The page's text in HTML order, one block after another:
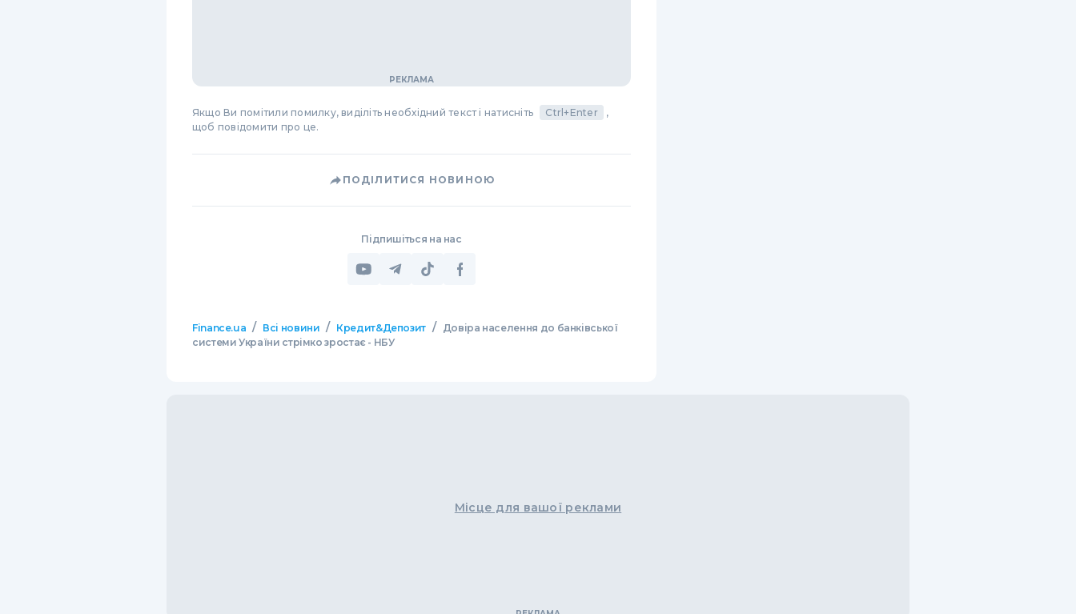
Якщо Ви помітили помилку, виділіть необхідний текст і натисніть Ctrl+Enter
,
щоб повідомити про це.
ПОДІЛИТИСЯ НОВИНОЮ
Підпишіться на нас
Finance.ua / Всі новини / Кредит&Депозит /
Довіра населення до банківської
системи України стрімко зростає - НБУ
Місце для вашої реклами